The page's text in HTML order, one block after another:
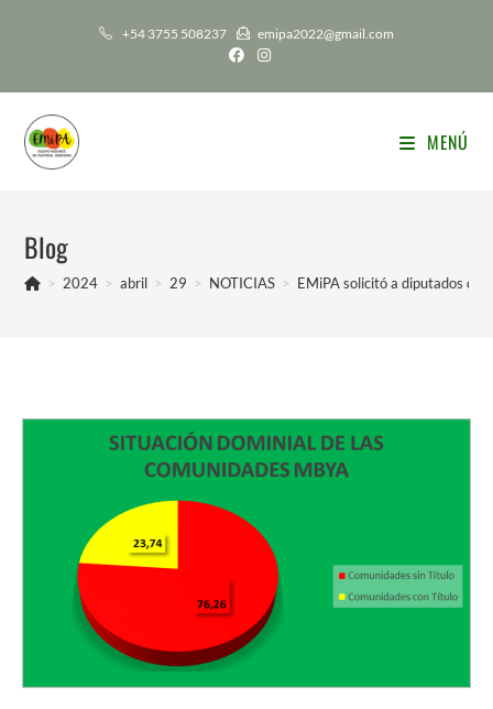
+54 3755 508237 emipa2022@gmail.com
MENÚ
Blog
> 2024 > abril > 29 > NOTICIAS > EMiPA solicitó a diputados